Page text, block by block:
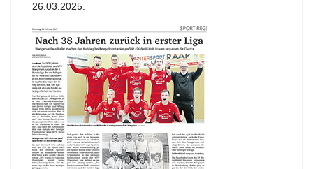
26.03.2025.